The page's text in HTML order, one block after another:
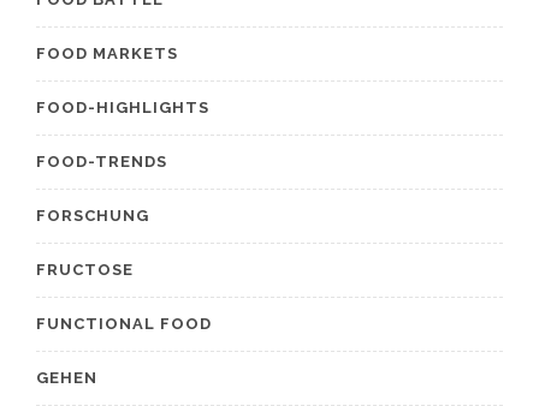
FOOD MARKETS
FOOD-HIGHLIGHTS
FOOD-TRENDS
FORSCHUNG
FRUCTOSE
FUNCTIONAL FOOD
GEHEN